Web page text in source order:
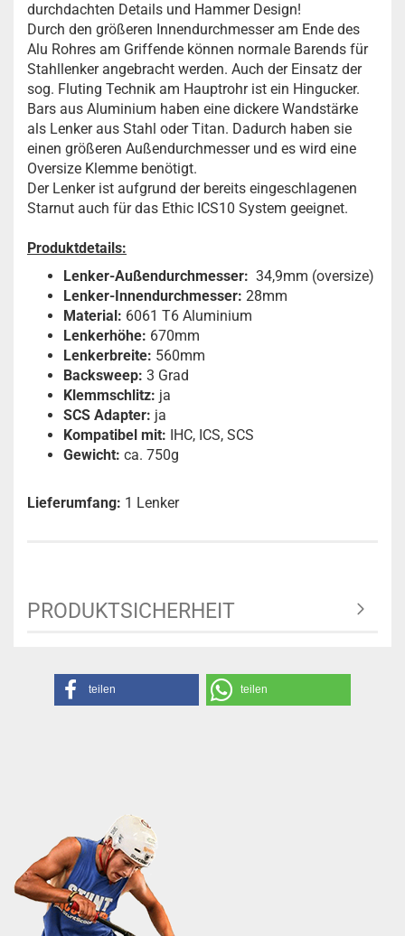
durchdachten Details und Hammer Design!
Durch den größeren Innendurchmesser am Ende des
Alu Rohres am Griffende können normale Barends für
Stahllenker angebracht werden. Auch der Einsatz der
sog. Fluting Technik am Hauptrohr ist ein Hingucker.
Bars aus Aluminium haben eine dickere Wandstärke
als Lenker aus Stahl oder Titan. Dadurch haben sie
einen größeren Außendurchmesser und es wird eine
Oversize Klemme benötigt.
Der Lenker ist aufgrund der bereits eingeschlagenen
Starnut auch für das Ethic ICS10 System geeignet.
Produktdetails:
Lenker-Außendurchmesser: 34,9mm (oversize)
Lenker-Innendurchmesser: 28mm
Material: 6061 T6 Aluminium
Lenkerhöhe: 670mm
Lenkerbreite: 560mm
Backsweep: 3 Grad
Klemmschlitz: ja
SCS Adapter: ja
Kompatibel mit: IHC, ICS, SCS
Gewicht: ca. 750g
Lieferumfang: 1 Lenker
PRODUKTSICHERHEIT
teilen teilen